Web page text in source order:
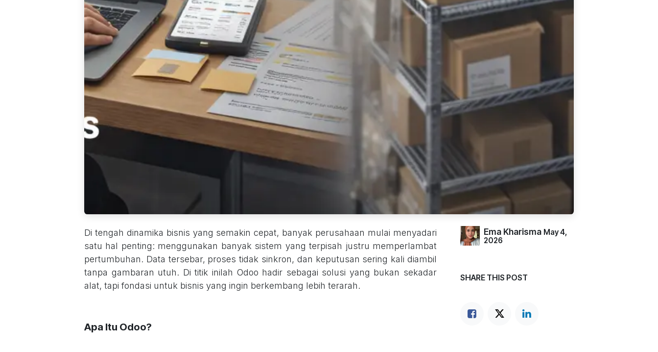
Di tengah dinamika bisnis yang semakin cepat, banyak perusahaan mulai menyadari
satu hal penting: menggunakan banyak sistem yang terpisah justru memperlambat
pertumbuhan. Data tersebar, proses tidak sinkron, dan keputusan sering kali diambil
tanpa gambaran utuh. Di titik inilah Odoo hadir sebagai solusi yang bukan sekadar
alat, tapi fondasi untuk bisnis yang ingin berkembang lebih terarah.
Apa Itu Odoo?
Ema Kharisma May 4,
2026
SHARE THIS POST